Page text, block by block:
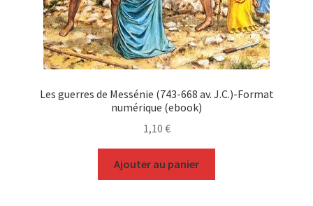
Les guerres de Messénie (743-668 av. J.C.)-Format
numérique (ebook)
1,10 €
Ajouter au panier